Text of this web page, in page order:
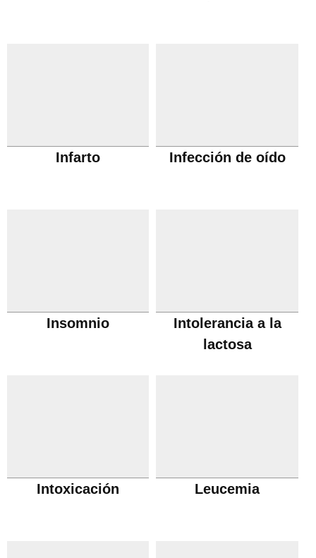
Infarto Infección de oído
Insomnio
Intolerancia a la
lactosa
Intoxicación Leucemia